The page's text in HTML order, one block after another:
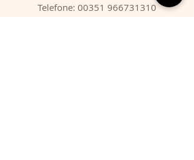
Telefone: 00351 966731310